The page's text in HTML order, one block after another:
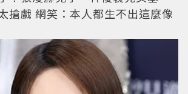
搶戲 網笑：本人都生不出這麼像